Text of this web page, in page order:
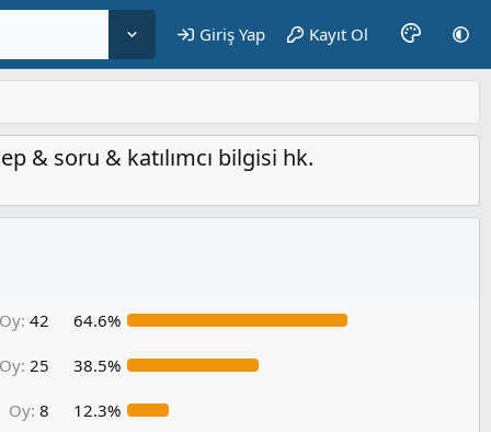
Giriş Yap Kayıt Ol
& soru & katılımcı bilgisi hk.
Oy: 42 64.6%
Oy: 25 38.5%
Oy: 8 12.3%